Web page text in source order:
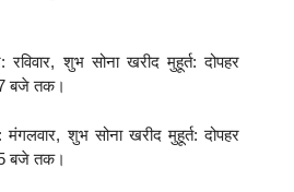
शुभ सोना खरीद मुहूर्त: दोपहर
बजे तक।
शुभ सोना खरीद मुहूर्त: दोपहर
बजे तक।